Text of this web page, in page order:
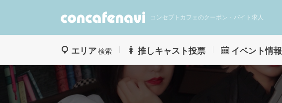
コンセプトカフェのクーポン・バイト求人
エリア検索 推しキャスト投票 イベント情報